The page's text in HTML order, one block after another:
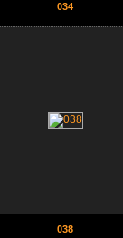
034
038